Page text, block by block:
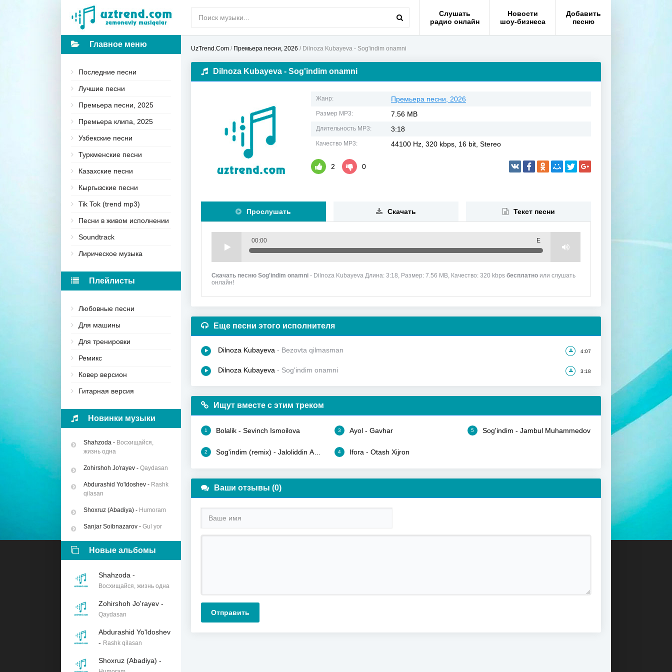
Слушать
радио онлайн
Новости
шоу-бизнеса
Добавить
песню
Главное меню
Последние песни
Лучшие песни
Премьера песни, 2025
Премьера клипа, 2025
Узбекские песни
Туркменские песни
Казахские песни
Кыргызские песни
Tik Tok (trend mp3)
Песни в живом исполнении
Soundtrack
Лирическое музыка
Плейлисты
Любовные песни
Для машины
Для тренировки
Ремикс
Ковер версион
Гитарная версия
Новинки музыки
Shahzoda - Восхищайся,
жизнь одна
Zohirshoh Jo'rayev - Qaydasan
Abdurashid Yo'ldoshev - Rashk
qilasan
Shoxruz (Abadiya) - Humoram
Sanjar Soibnazarov - Gul yor
Новые альбомы
Shahzoda -
Восхищайся, жизнь одна
Zohirshoh Jo'rayev -
Qaydasan
Abdurashid Yo'ldoshev
- Rashk qilasan
Shoxruz (Abadiya) -
UzTrend.Com / Премьера песни, 2026 / Dilnoza Kubayeva - Sog'indim onamni
Dilnoza Kubayeva - Sog'indim onamni
Жанр: Премьера песни, 2026
Размер MP3: 7.56 MB
Длительность MP3: 3:18
Качество MP3: 44100 Hz, 320 kbps, 16 bit, Stereo
2 0
Прослушать Скачать Текст песни
00:00 Е
Скачать песню Sog'indim onamni - Dilnoza Kubayeva Длина: 3:18, Размер: 7.56 MB, Качество: 320 kbps бесплатно или слушать
онлайн!
Еще песни этого исполнителя
Dilnoza Kubayeva - Bezovta qilmasman 4:07
Dilnoza Kubayeva - Sog'indim onamni 3:18
Ищут вместе с этим треком
1 Bolalik - Sevinch Ismoilova
2 Sog'indim (remix) - Jaloliddin Ahmadaliyev
3 Ayol - Gavhar
4 Ifora - Otash Xijron
5 Sog'indim - Jambul Muhammedov
Ваши отзывы (0)
Отправить